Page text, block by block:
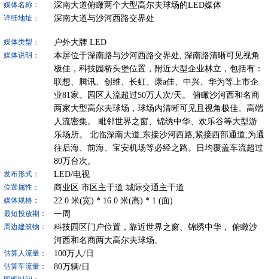
媒体名称： 深南大道俯瞰两个大型高尔夫球场的LED媒体
详细地址： 深南大道与沙河西路交界处
媒体类型： 户外大牌 LED
媒体说明：
本屏位于深南路与沙河西路交界处, 深南路清晰可见视角
极佳，科技园桥头堡位置，附近大型企业林立，包括有：
联想、腾讯、创维、长虹、康a佳、中兴、华为等上市企
业81家。园区人流超过50万人次/天。 俯瞰沙河西和名商
两家大型高尔夫球场，球场内清晰可见且视角极佳。高端
人流密集。 毗邻世界之窗、锦绣中华、欢乐谷等大型游
乐场所。 北临深南大道,东接沙河西路,紧接西部通道,为通
往后海、前海、宝安机场等必经之路。日均覆盖车流超过
80万台次。
发布形式： LED/电视
位置属性： 商业区 市区主干道 城际交通主干道
媒体规格： 22.0米(宽) * 16.0米(高) * 1 (面)
最短投放期： 一周
周边建筑物：
科技园区门户位置，靠近世界之窗、锦绣中华， 俯瞰沙
河西和名商两大高尔夫球场。
估算人流量： 100万人/日
估算车流量： 80万辆/日